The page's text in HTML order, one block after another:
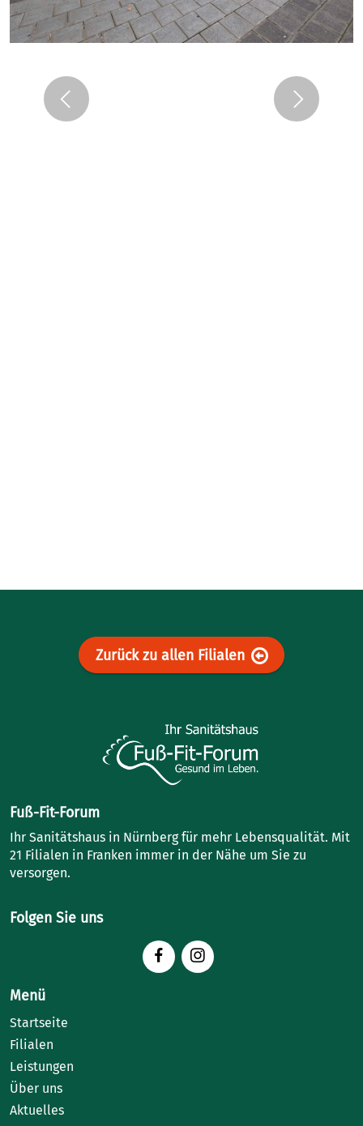
Previous Next
Zurück zu allen Filialen
Fuß-Fit-Forum
Ihr Sanitätshaus in Nürnberg für mehr Lebensqualität. Mit
21 Filialen in Franken immer in der Nähe um Sie zu
versorgen.
Folgen Sie uns
Menü
Startseite
Filialen
Leistungen
Über uns
Aktuelles